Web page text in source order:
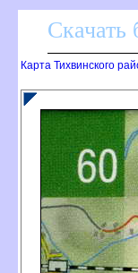
Карта Тихвинского